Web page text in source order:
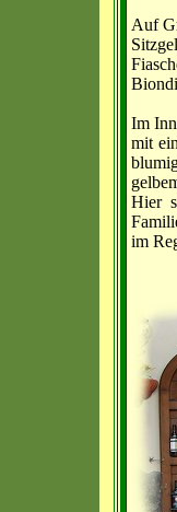
Auf
Im
mit
Hier
im